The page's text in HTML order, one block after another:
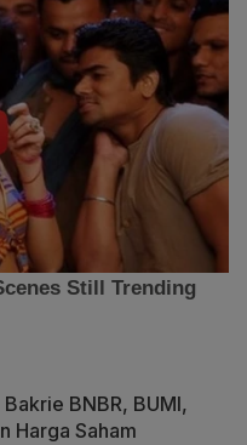
BNBR, BUMI,
Harga Saham